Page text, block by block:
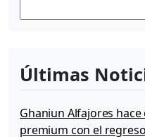
Últimas
Ghaniun Alfajores
premium con el